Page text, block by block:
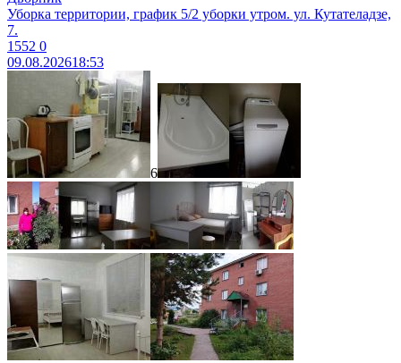
Уборка территории, график 5/2 уборки утром. ул. Кутателадзе,
7.
1552 0
09.08.202618:53
6